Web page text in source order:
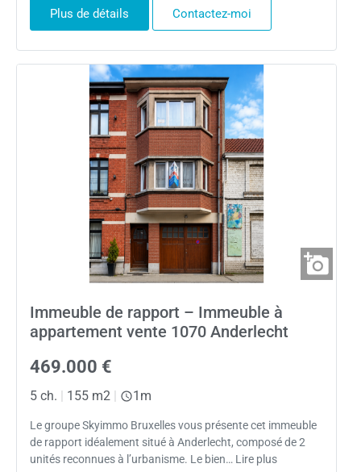
Plus de détails Contactez-moi
Immeuble de rapport – Immeuble à
appartement vente 1070 Anderlecht
469.000 €
5 ch. | 155 m2 | 1m
Le groupe Skyimmo Bruxelles vous présente cet immeuble
de rapport idéalement situé à Anderlecht, composé de 2
unités reconnues à l’urbanisme. Le bien… Lire plus